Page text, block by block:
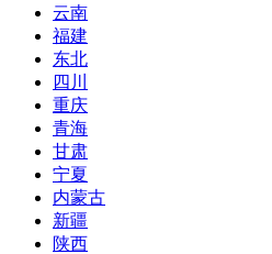
云南
福建
东北
四川
重庆
青海
甘肃
宁夏
内蒙古
新疆
陕西